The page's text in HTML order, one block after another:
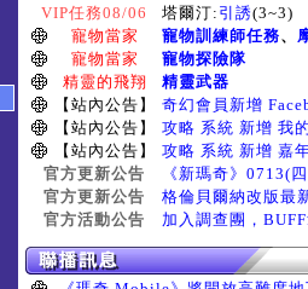
VIP任務08/06
塔爾汀: 引誘(3~3)
寵物當家
寵物訓練師任務、
寵物當家
寵物探險隊
精靈的飛翔
精靈武器
【站內公告】
奇幻會員新增
【站內公告】
攻略 系統 新增 我
【站內公告】
攻略 系統 新增 嘉
官方更新公告
《新瑪奇》0713(
官方更新公告
格倫貝爾納改版最
官方活動公告
加入調查團，